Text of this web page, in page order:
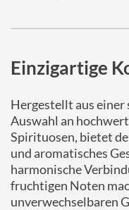
Einzigartige
Hergestellt aus
Auswahl an
Spirituosen, bietet
und aromatisches
harmonische
fruchtigen Noten
unverwechselbaren